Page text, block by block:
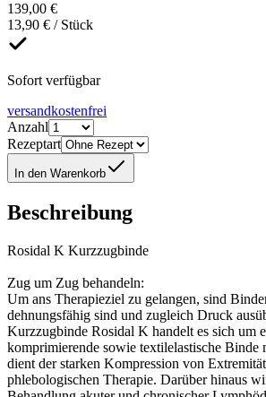
139,00 €
13,90 € / Stück
Sofort verfügbar
versandkostenfrei
Anzahl
Rezeptart
In den Warenkorb
Beschreibung
Rosidal K Kurzzugbinde
Zug um Zug behandeln:
Um ans Therapieziel zu gelangen, sind
dehnungsfähig sind und zugleich Druck
Kurzzugbinde Rosidal K handelt es sich um
komprimierende sowie textilelastische Binde
dient der starken Kompression von
phlebologischen Therapie. Darüber hinaus